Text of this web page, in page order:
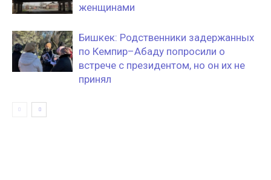
женщинами
Бишкек: Родственники задержанных
по Кемпир–Абаду попросили о
встрече с президентом, но он их не
принял